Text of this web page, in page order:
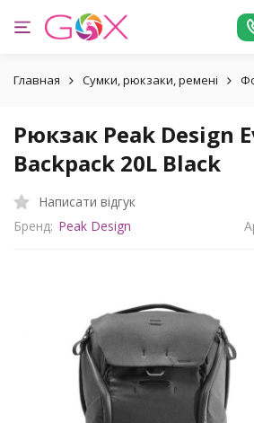
Главная Сумки, рюкзаки, ремені
Рюкзак Peak Design
Backpack 20L Black
Написати відгук
Бренд: Peak Design